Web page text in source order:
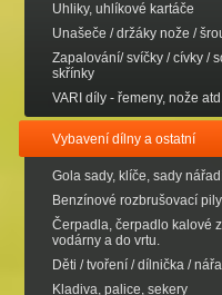
Uhliky, uhlíkové kartáče
Unašeče / držáky nože /
Zapalování/ svíčky / cívky /
skřínky
VARI díly - řemeny, nože
Vybavení dílny a ostatní
Gola sady, klíče, sady
Benzínové rozbrušovací pily
Čerpadla, čerpadlo kalové
vodárny a do vrtu.
Děti / tvoření / dílnička /
Kladiva, palice, sekery